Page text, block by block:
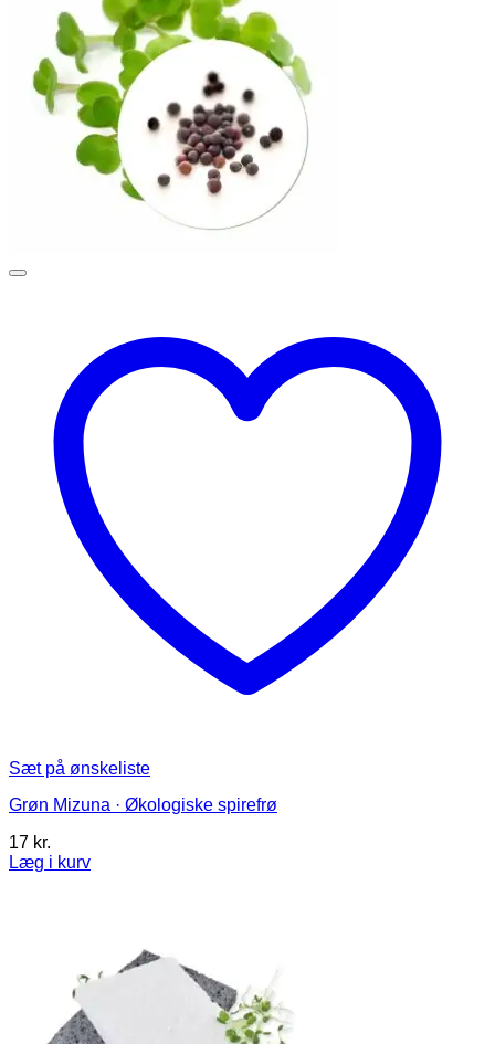
Sæt på ønskeliste
Grøn Mizuna · Økologiske spirefrø
17 kr.
Læg i kurv
Mulighederne
vælges